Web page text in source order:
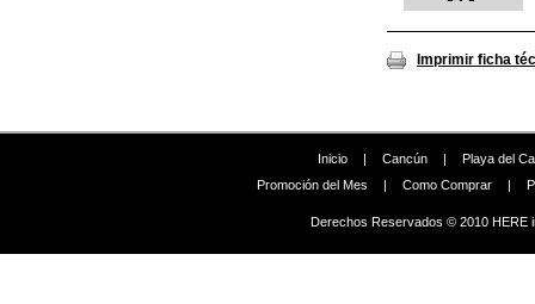
Imprimir ficha
Inicio | Cancún |
Playa del
Promoción del Mes
| Como Comprar |
Derechos Reservados © 2010 HERE